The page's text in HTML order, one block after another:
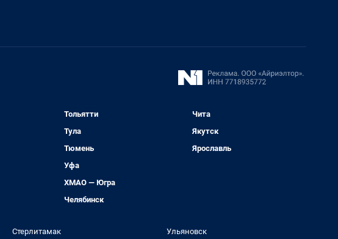
Тольятти
Тула
Тюмень
Уфа
ХМАО — Югра
Челябинск
Чита
Якутск
Ярославль
Стерлитамак Ульяновск